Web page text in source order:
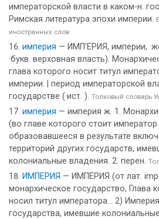
императорской власти в каком-н.
Римская литература эпохи империи.
иностранных слов
империя — ИМП’ЕРИЯ, империи,
·букв. верховная власть).
глава которого носит титул
империи. | период императорской
государстве (·ист. ). Толковый словарь
империя — империя ж. 1.
(во главе которого стоит
образовавшееся в результате
территорий других государств,
колониальные владения. 2. перен.
ИМПЕРИЯ — ИМПЕРИЯ (от лат.
монархическое государство, Глава
носил титул императора... 2)
государства, имевшие